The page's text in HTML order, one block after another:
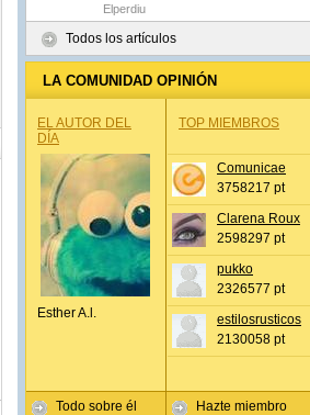
Elperdiu
Todos los artículos
LA COMUNIDAD OPINIÓN
EL AUTOR DEL
DÍA
Esther A.l.
Todo sobre él
TOP MIEMBROS
Comunicae
3758217 pt
Clarena Roux
2598297 pt
pukko
2326577 pt
estilosrusticos
2130058 pt
Hazte miembro